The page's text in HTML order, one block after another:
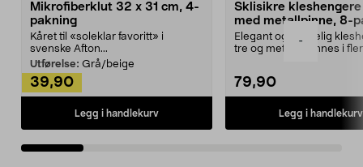
-
Mikrofiberklut 32 x 31 cm, 4-
pakning
Kåret til «soleklar favoritt» i
svenske Afton...
Utførelse: Grå/beige
39,90
Legg i handlekurv
Sklisikre
med metallpinne, 8-
Elegant og skikkelig
tre og metall – finnes i
79,90
Legg i handlekurv